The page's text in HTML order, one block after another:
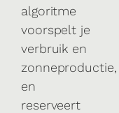
algoritme
voorspelt je
verbruik en
zonneproductie,
en
reserveert